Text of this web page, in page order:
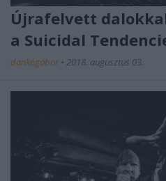
Újrafelvett
a Suicidal
dankógábor • 2018. augusztus 03.